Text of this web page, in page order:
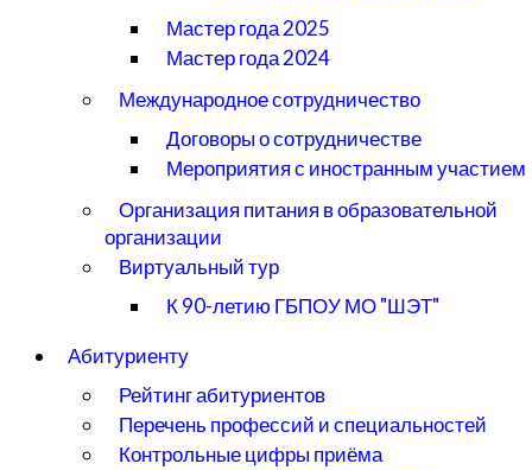
Мастер года 2025
Мастер года 2024
Международное сотрудничество
Договоры о сотрудничестве
Мероприятия с иностранным участием
Организация питания в образовательной
организации
Виртуальный тур
К 90-летию ГБПОУ МО "ШЭТ"
Абитуриенту
Рейтинг абитуриентов
Перечень профессий и специальностей
Контрольные цифры приёма